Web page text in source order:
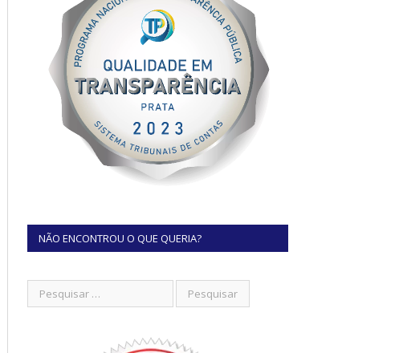
NÃO ENCONTROU O QUE QUERIA?